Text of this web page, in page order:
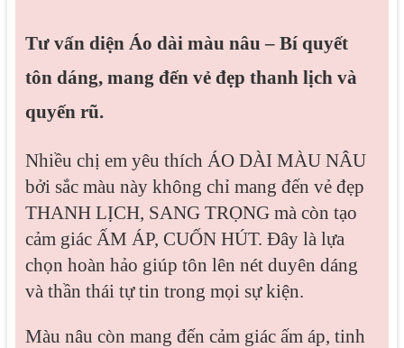
Tư vấn diện Áo dài màu nâu – Bí quyết
tôn dáng, mang đến vẻ đẹp thanh lịch và
quyến rũ.
Nhiều chị em yêu thích ÁO DÀI MÀU NÂU
bởi sắc màu này không chỉ mang đến vẻ đẹp
THANH LỊCH, SANG TRỌNG mà còn tạo
cảm giác ẤM ÁP, CUỐN HÚT. Đây là lựa
chọn hoàn hảo giúp tôn lên nét duyên dáng
và thần thái tự tin trong mọi sự kiện.
Màu nâu còn mang đến cảm giác ấm áp, tinh